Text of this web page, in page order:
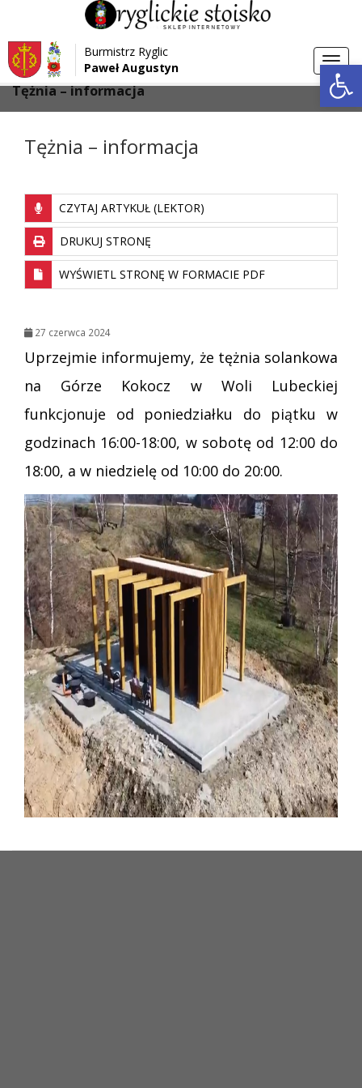
Przejdź do menu
Przejdź do głównej treści strony
Przejdź do stopki strony
Burmistrz Ryglic
Paweł Augustyn
Strona główna > Aktualności
Tężnia – informacja
Tężnia – informacja
CZYTAJ ARTYKUŁ (LEKTOR)
DRUKUJ STRONĘ
WYŚWIETL STRONĘ W FORMACIE PDF
27 czerwca 2024
Uprzejmie informujemy, że tężnia solankowa
na Górze Kokocz w Woli Lubeckiej
funkcjonuje od poniedziałku do piątku w
godzinach 16:00-18:00, w sobotę od 12:00 do
18:00, a w niedzielę od 10:00 do 20:00.